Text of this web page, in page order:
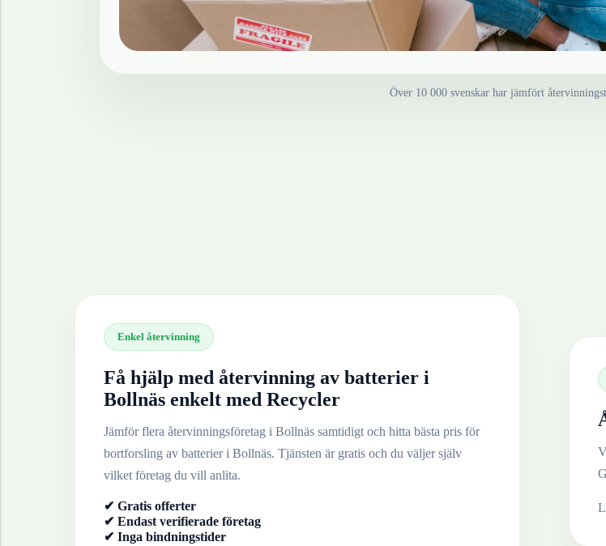
Över 10 000 svenskar har jämfört
Enkel återvinning
Få hjälp med återvinning av batterier i
Bollnäs enkelt med Recycler
Jämför flera återvinningsföretag i Bollnäs samtidigt och hitta bästa pris för
bortforsling av batterieri Bollnäs. Tjänsten är gratis och du väljer själv
vilket företag du vill anlita.
✔ Gratis offerter
✔ Endast verifierade företag
✔ Inga bindningstider